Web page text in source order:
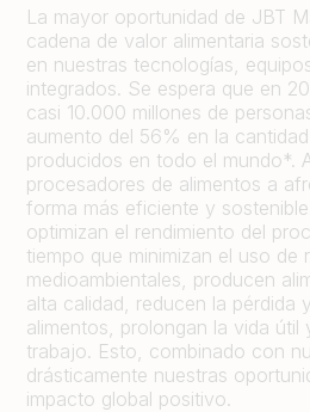
La mayor oportunidad de JBT
cadena de valor alimentaria
en nuestras tecnologías,
integrados. Se espera que en
casi 10.000 millones de
aumento del 56% en la
producidos en todo el mundo*.
procesadores de alimentos a
forma más eficiente y
optimizan el rendimiento del
tiempo que minimizan el uso de
medioambientales, producen
alta calidad, reducen la pérdida
alimentos, prolongan la vida
trabajo. Esto, combinado con
drásticamente nuestras
impacto global positivo.